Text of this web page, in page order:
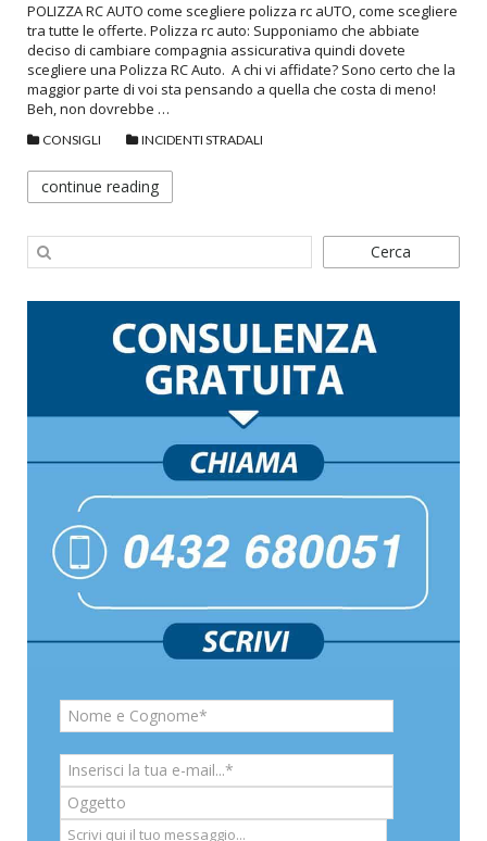
POLIZZA RC AUTO come scegliere polizza rc aUTO, come scegliere
tra tutte le offerte. Polizza rc auto: Supponiamo che abbiate
deciso di cambiare compagnia assicurativa quindi dovete
scegliere una Polizza RC Auto. A chi vi affidate? Sono certo che la
maggior parte di voi sta pensando a quella che costa di meno!
Beh, non dovrebbe …
CONSIGLI INCIDENTI STRADALI
continue reading
Cerca